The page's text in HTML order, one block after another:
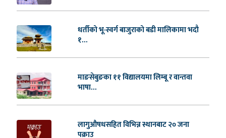
धर्तीको भू-स्वर्ग बाजुराको बडी मालिकामा भदौ
१...
माङसेबुङका ११ विद्यालयमा लिम्बू र वान्तवा
भाषा...
लागुऔषधसहित विभिन्न स्थानबाट २० जना
पक्राउ